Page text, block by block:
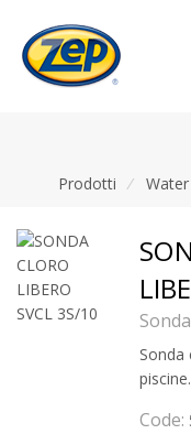
Prodotti /
Sonda
piscine.
Code: